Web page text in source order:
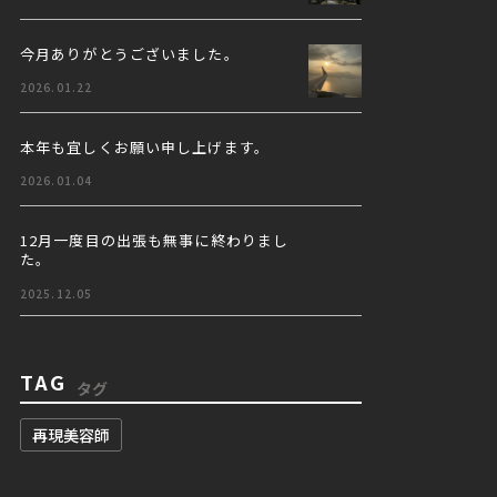
今月ありがとうございました。
2026.01.22
本年も宜しくお願い申し上げます。
2026.01.04
12月一度目の出張も無事に終わりまし
た。
2025.12.05
TAG タグ
再現美容師